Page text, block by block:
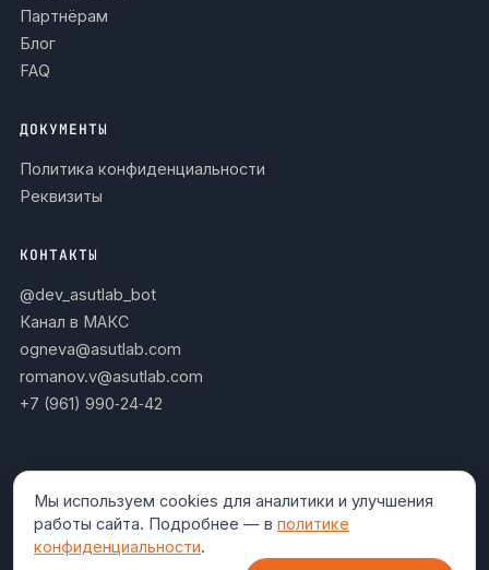
Партнёрам
Блог
FAQ
ДОКУМЕНТЫ
Политика конфиденциальности
Реквизиты
КОНТАКТЫ
@dev_asutlab_bot
Канал в МАКС
ogneva@asutlab.com
romanov.v@asutlab.com
+7 (961) 990‑24‑42
Работаем
в закрытом
контуре.
Развёртывание на вашем сервере (on-
premise), данные не покидают периметр
организации.
Мы используем cookies для аналитики и улучшения
работы сайта. Подробнее — в политике
конфиденциальности.